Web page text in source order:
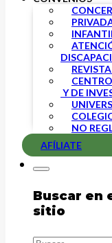
Y DE
NO
AFÍLIATE
Buscar en
sitio